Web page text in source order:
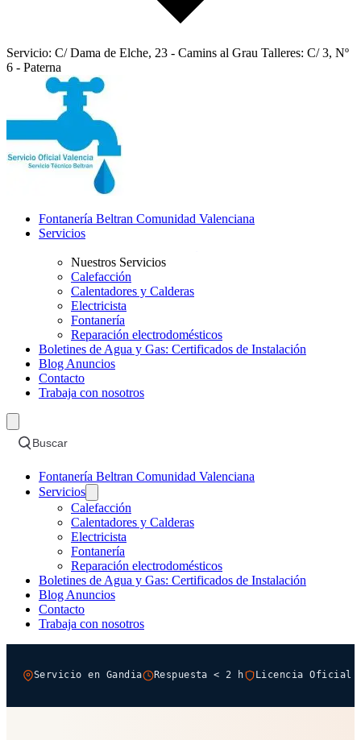
Servicio: C/ Dama de Elche, 23 - Camins al Grau Talleres: C/ 3, Nº
6 - Paterna
Fontanería Beltran Comunidad Valenciana
Servicios
Nuestros Servicios
Calefacción
Calentadores y Calderas
Electricista
Fontanería
Reparación electrodomésticos
Boletines de Agua y Gas: Certificados de Instalación
Blog Anuncios
Contacto
Trabaja con nosotros
Buscar
Fontanería Beltran Comunidad Valenciana
Servicios
Calefacción
Calentadores y Calderas
Electricista
Fontanería
Reparación electrodomésticos
Boletines de Agua y Gas: Certificados de Instalación
Blog Anuncios
Contacto
Trabaja con nosotros
Servicio en Gandia Respuesta < 2 h Licencia Oficial